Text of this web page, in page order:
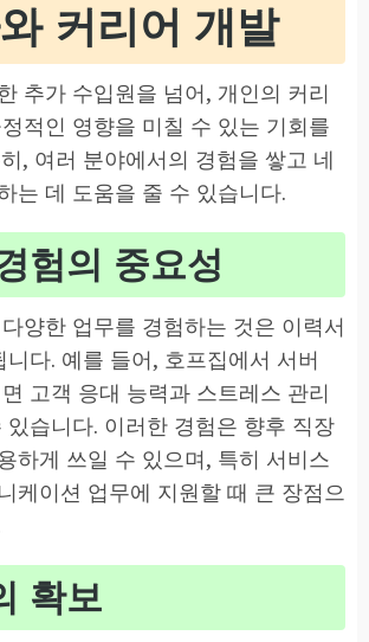
커리어 개발
추가 수입원을 넘어, 개인의 커리
적인 영향을 미칠 수 있는 기회를
, 여러 분야에서의 경험을 쌓고 네
는 데 도움을 줄 수 있습니다.
험의 중요성
양한 업무를 경험하는 것은 이력서
다. 예를 들어, 호프집에서 서버
고객 응대 능력과 스트레스 관리
있습니다. 이러한 경험은 향후 직장
하게 쓰일 수 있으며, 특히 서비스
케이션 업무에 지원할 때 큰 장점으
확보